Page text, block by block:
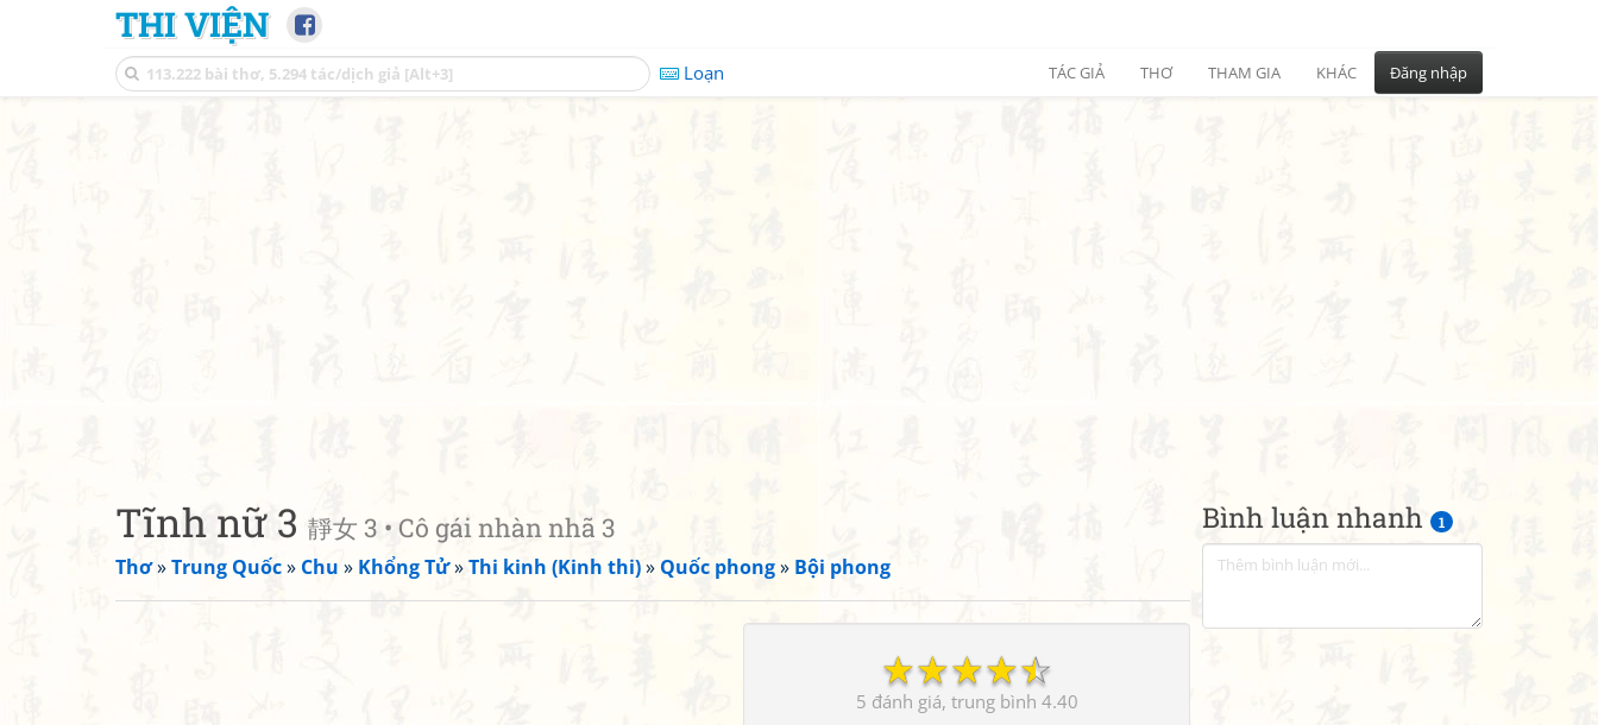
THI VIỆN
Loạn TÁC GIẢ THƠ THAM GIA KHÁC Đăng nhập
Bình luận nhanh 1
Tĩnh nữ 3 靜女 3 • Cô gái nhàn nhã 3
Thơ»Trung Quốc» Chu » Khổng Tử»Thi kinh (Kinh thi)» Quốc phong» Bội phong
☆
☆
☆
☆
☆
5 4.40